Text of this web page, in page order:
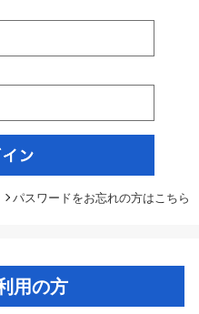
パスワードをお忘れの方はこちら
用の方